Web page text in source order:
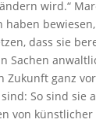
wird.“
haben
dass sie
Sachen
Zukunft ganz
So sind sie
von